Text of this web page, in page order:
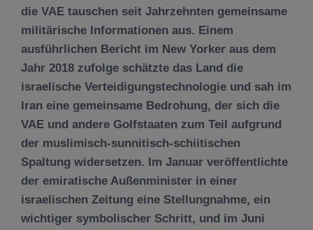
die VAE tauschen seit Jahrzehnten gemeinsame
militärische Informationen aus. Einem
ausführlichen Bericht im New Yorker aus dem
Jahr 2018 zufolge schätzte das Land die
israelische Verteidigungstechnologie und sah im
Iran eine gemeinsame Bedrohung, der sich die
VAE und andere Golfstaaten zum Teil aufgrund
der muslimisch-sunnitisch-schiitischen
Spaltung widersetzen. Im Januar veröffentlichte
der emiratische Außenminister in einer
israelischen Zeitung eine Stellungnahme, ein
wichtiger symbolischer Schritt, und im Juni